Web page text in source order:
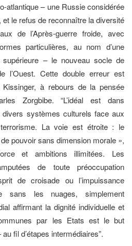
atlantique – une Russie considérée
et le refus de reconnaître la diversité
de l’Après-guerre froide, avec
particulières, au nom d’une
supérieure – le nouveau socle de
l’Ouest. Cette double erreur est
Kissinger, à rebours de la pensée
Zorgbibe. “L’idéal est dans
divers systèmes culturels face aux
La voie est étroite : le
pouvoir sans dimension morale »,
et ambitions illimitées. Les
de toute préoccupation
de croisade ou l’impuissance
sans les nuages, simplement
affirmant la dignité individuelle et
par les Etats est le but
fil d’étapes intermédiaires”.